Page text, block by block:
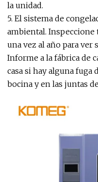
la unidad.
5. El sistema de
ambiental. Inspeccione
una vez al año para ver
Informe a la fábrica de
casa si hay alguna fuga
bocina y en las juntas